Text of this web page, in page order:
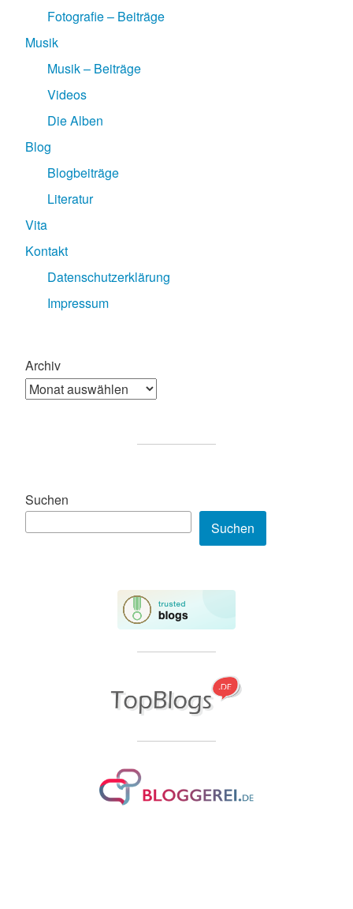
Fotografie – Beiträge
Musik
Musik – Beiträge
Videos
Die Alben
Blog
Blogbeiträge
Literatur
Vita
Kontakt
Datenschutzerklärung
Impressum
Archiv
Suchen
Suchen